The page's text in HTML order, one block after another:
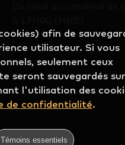
afin de
utilisateur. Si vous
seulement ceux
seront sauvegardés
l'utilisation des
de confidentialité.
Témoins essentiels